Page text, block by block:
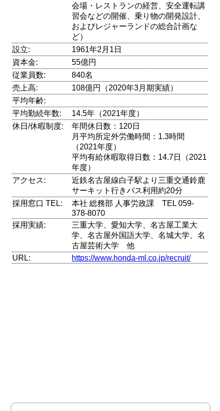
会場・レストランの経営、安全運転講
習会などの開催、乗り物の開発設計、
およびレジャーランドの総合計画な
ど）
設立:
1961年2月1日
資本金:
55億円
従業員数:
840名
売上高:
108億円（2020年3月期実績）
平均年齢:
平均勤続年数:
14.5年（2021年度）
休日/休暇制度:
年間休日数：120日
月平均所定外労働時間：1.3時間
（2021年度）
平均有給休暇取得日数：14.7日（2021
年度）
アクセス:
近鉄名古屋線白子駅より三重交通鈴鹿
サーキット行きバス利用約20分
採用窓口 TEL:
本社 総務部 人事労政課 TEL 059-
378-8070
採用実績:
三重大学、愛知大学、名古屋工業大
学、名古屋外国語大学、名城大学、名
古屋芸術大学 他
URL:
https://www.honda-ml.co.jp/recruit/